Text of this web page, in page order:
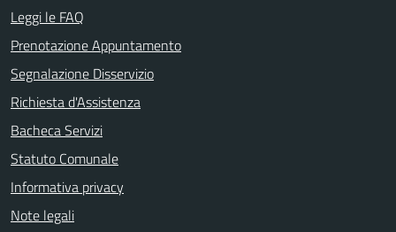
Leggi le FAQ
Prenotazione Appuntamento
Segnalazione Disservizio
Richiesta d'Assistenza
Bacheca Servizi
Statuto Comunale
Informativa privacy
Note legali